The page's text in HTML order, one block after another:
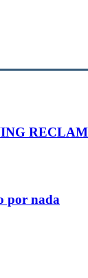
por nada